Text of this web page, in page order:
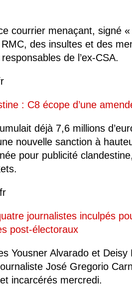
courrier menaçant, signé
des insultes et des
de l’ex-CSA.
: C8 écope d’une
déjà 7,6 millions
nouvelle sanction à
pour publicité
journalistes inculpés
post-électoraux
Yousner Alvarado et
José Gregorio
incarcérés mercredi.